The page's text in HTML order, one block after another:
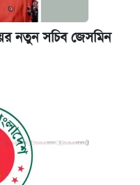
নতুন সচিব জেসমিন